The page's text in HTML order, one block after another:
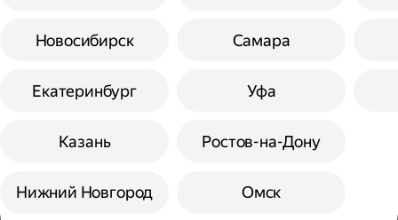
Новосибирск
Екатеринбург
Казань
Нижний Новгород
Самара
Уфа
Ростов-на-Дону
Омск